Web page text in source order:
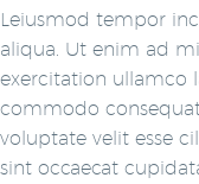
Leiusmod tempor
aliqua. Ut enim ad
exercitation ullamco
commodo
voluptate velit esse
sint occaecat